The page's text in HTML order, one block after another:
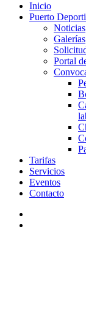
Inicio
Puerto
Noticias
Galerías
Portal
Tarifas
Servicios
Eventos
Contacto